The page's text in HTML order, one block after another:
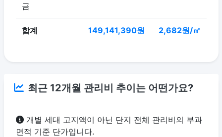
금
합계 149,141,390원 2,682원/㎡
최근 12개월 관리비 추이는 어떤가요?
개별 세대 고지액이 아닌 단지 전체 관리비의 부과
면적 기준 단가입니다.